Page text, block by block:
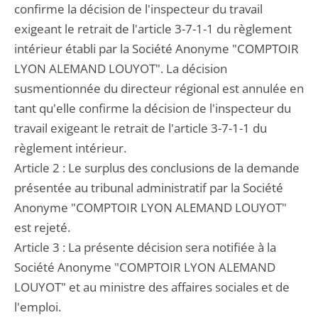
confirme la décision de l'inspecteur du travail
exigeant le retrait de l'article 3-7-1-1 du règlement
intérieur établi par la Société Anonyme "COMPTOIR
LYON ALEMAND LOUYOT". La décision
susmentionnée du directeur régional est annulée en
tant qu'elle confirme la décision de l'inspecteur du
travail exigeant le retrait de l'article 3-7-1-1 du
règlement intérieur.
Article 2 : Le surplus des conclusions de la demande
présentée au tribunal administratif par la Société
Anonyme "COMPTOIR LYON ALEMAND LOUYOT"
est rejeté.
Article 3 : La présente décision sera notifiée à la
Société Anonyme "COMPTOIR LYON ALEMAND
LOUYOT" et au ministre des affaires sociales et de
l'emploi.